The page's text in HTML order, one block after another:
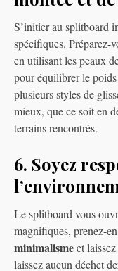
S’initier au splitboard
spécifiques. Préparez-
en utilisant les peaux
pour équilibrer le poids
plusieurs styles de
mieux, que ce soit en
terrains rencontrés.
6. Soyez
Le splitboard vous
magnifiques, prenez-
minimalismeet
laissez aucun déchet